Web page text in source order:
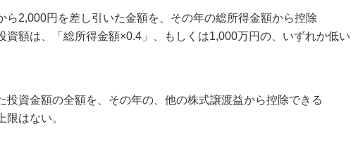
ら2,000円を差し引いた金額を、その年の総所得金額から控除
額は、「総所得金額×0.4」、もしくは1,000万円の、いずれか低い
投資金額の全額を、その年の、他の株式譲渡益から控除できる
はない。